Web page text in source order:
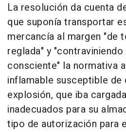
La resolución da cuenta
que suponía transportar
mercancía al margen "de
reglada" y
consciente" la normativa
inflamable susceptible de
explosión, que iba
inadecuados para su
tipo de autorización para